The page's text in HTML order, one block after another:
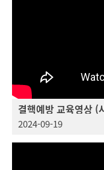
결핵예방 교육영상 (
2024-09-19